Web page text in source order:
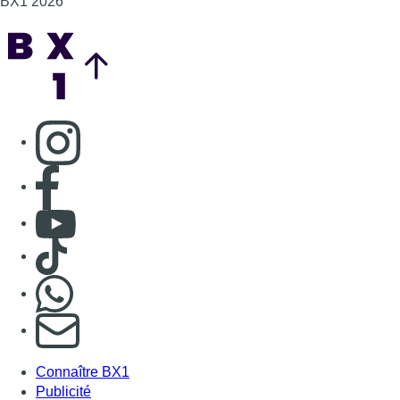
Consulter page Instagram
Consulter page Facebook
Consulter Youtube
Consulter TikTok
S'abonner à notre newsletter
Connaître BX1
Publicité